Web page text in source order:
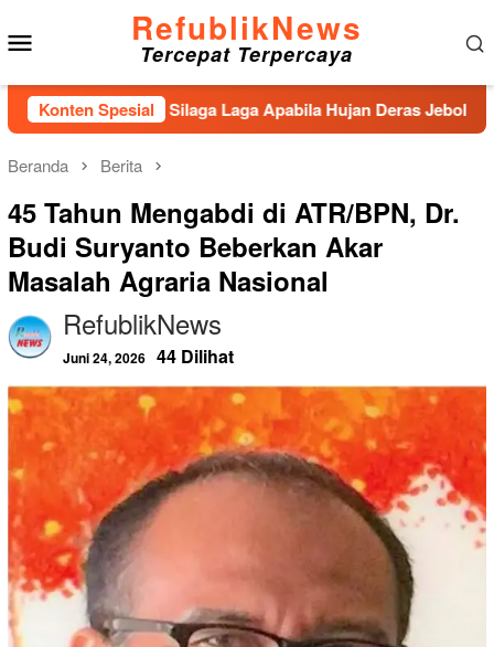
ke
konten
RefublikNews
Tercepat Terpercaya
Konten Spesial
Aek Silaga Laga Apabila Hujan Deras Jebol,Puluhan Warga
Beranda Berita
45 Tahun Mengabdi di ATR/BPN, Dr.
Budi Suryanto Beberkan Akar
Masalah Agraria Nasional
RefublikNews
Juni 24, 2026 44 Dilihat